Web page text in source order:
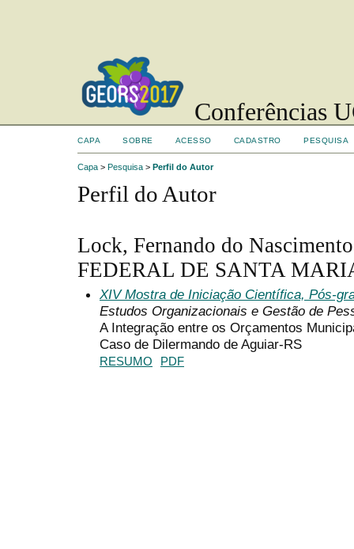
Conferências
CAPA SOBRE ACESSO CADASTRO PESQUISA
Capa > Pesquisa > Perfil do Autor
Perfil do Autor
Lock, Fernando do
FEDERAL DE SANTA
XIV Mostra de Iniciação Científica, Pós-
Estudos Organizacionais e Gestão de
A Integração entre os Orçamentos
Caso de Dilermando de Aguiar-RS
RESUMO PDF